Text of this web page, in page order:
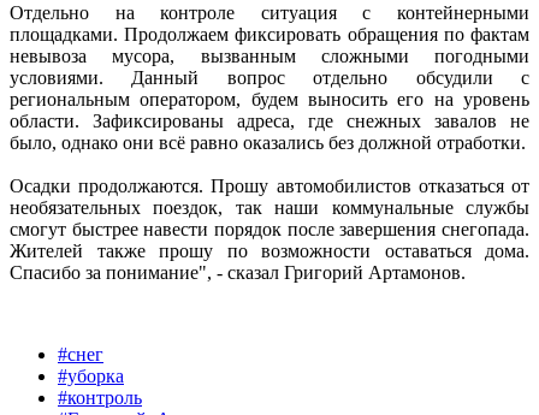
Отдельно на контроле ситуация с контейнерными
площадками. Продолжаем фиксировать обращения по фактам
невывоза мусора, вызванным сложными погодными
условиями. Данный вопрос отдельно обсудили с
региональным оператором, будем выносить его на уровень
области. Зафиксированы адреса, где снежных завалов не
было, однако они всё равно оказались без должной отработки.
Осадки продолжаются. Прошу автомобилистов отказаться от
необязательных поездок, так наши коммунальные службы
смогут быстрее навести порядок после завершения снегопада.
Жителей также прошу по возможности оставаться дома.
Спасибо за понимание", - сказал Григорий Артамонов.
#снег
#уборка
#контроль